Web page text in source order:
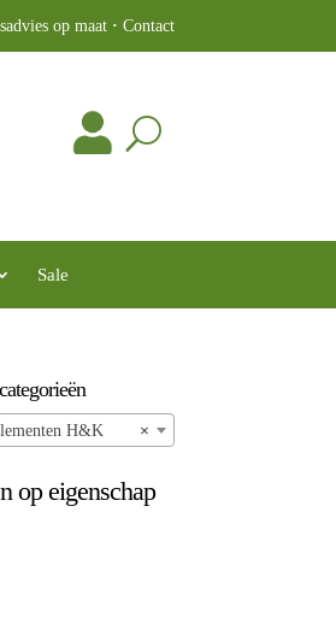
op maat· Contact
Sale
×
H&K
op eigenschap